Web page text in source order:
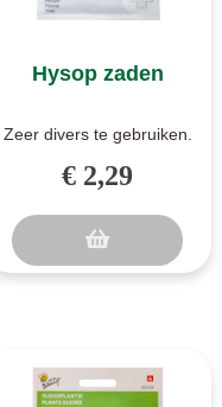
Hysop zaden
Zeer divers te gebruiken.
gebruikt bij de bereiding
€ 2,29